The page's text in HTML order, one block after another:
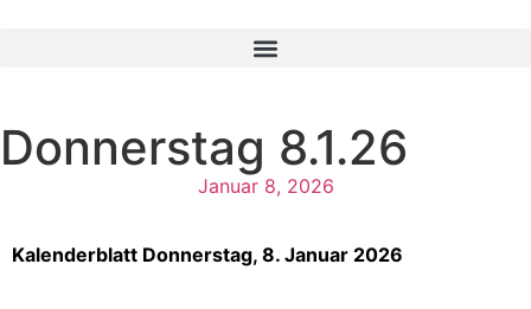
Donnerstag 8.1.26
Januar 8, 2026
Kalenderblatt Donnerstag, 8. Januar 2026